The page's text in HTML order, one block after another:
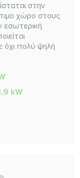
στην
χώρο στους
εσωτερική
όχι πολύ ψηλή
kW